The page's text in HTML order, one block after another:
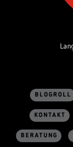
BLOGROLL
KONTAKT
BERATUNG